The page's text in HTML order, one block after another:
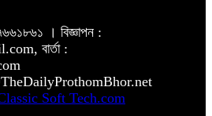
। বিজ্ঞাপন :
বার্তা :
Soft Tech.com